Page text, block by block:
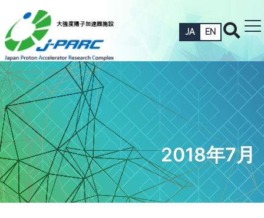
JA EN
2018年7月